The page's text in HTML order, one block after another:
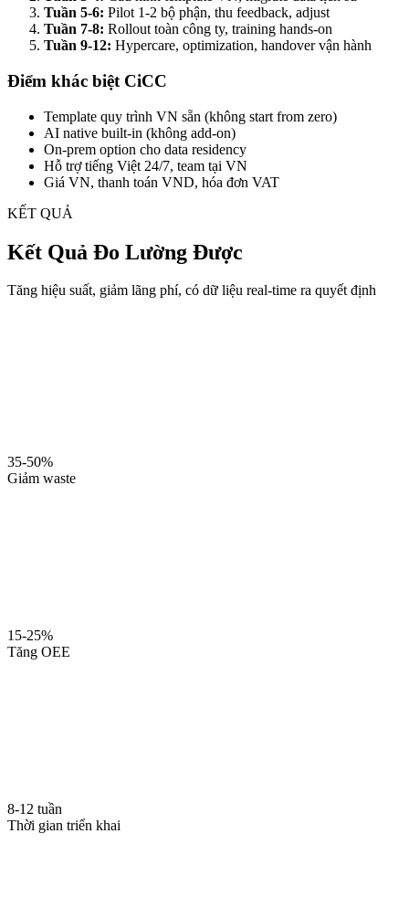
Tuần 5-6: Pilot 1-2 bộ phận, thu feedback, adjust
Tuần 7-8: Rollout toàn công ty, training hands-on
Tuần 9-12: Hypercare, optimization, handover vận hành
Điểm khác biệt CiCC
Template quy trình VN sẵn (không start from zero)
AI native built-in (không add-on)
On-prem option cho data residency
Hỗ trợ tiếng Việt 24/7, team tại VN
Giá VN, thanh toán VND, hóa đơn VAT
KẾT QUẢ
Kết Quả Đo Lường Được
Tăng hiệu suất, giảm lãng phí, có dữ liệu real-time ra quyết định
35-50%
Giảm waste
15-25%
Tăng OEE
8-12 tuần
Thời gian triển khai